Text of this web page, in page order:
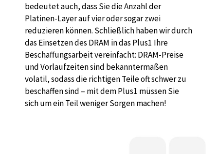
bedeutet auch, dass Sie die Anzahl der
Platinen-Layer auf vier oder sogar zwei
reduzieren können. Schließlich haben wir durch
das Einsetzen des DRAM in das Plus1 Ihre
Beschaffungsarbeit vereinfacht: DRAM-Preise
und Vorlaufzeiten sind bekanntermaßen
volatil, sodass die richtigen Teile oft schwer zu
beschaffen sind – mit dem Plus1 müssen Sie
sich um ein Teil weniger Sorgen machen!